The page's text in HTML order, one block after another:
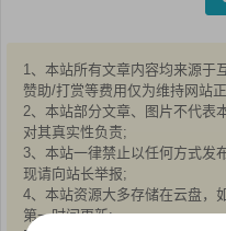
1、本站所有文章内容均来源于
赞助/打赏等费用仅为维持网站
2、本站部分文章、图片不代表
对其真实性负责;
3、本站一律禁止以任何方式发
现请向站长举报;
4、本站资源大多存储在云盘，
第一时间更新: